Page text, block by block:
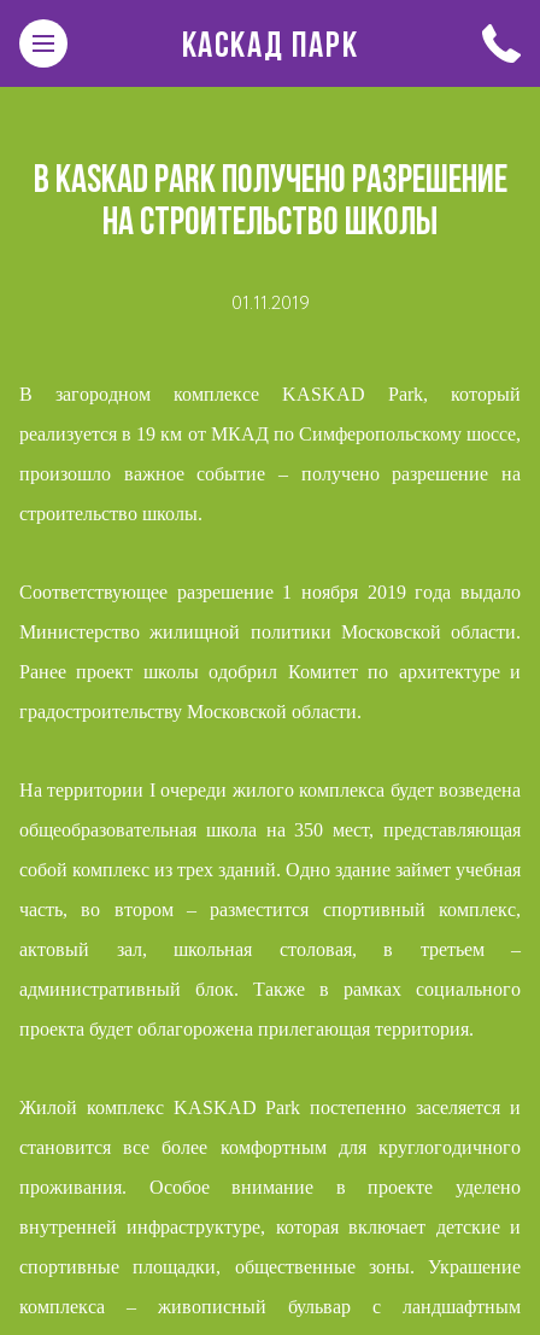
КАСКАД ПАРК
В KASKAD PARK ПОЛУЧЕНО РАЗРЕШЕНИЕ
НА СТРОИТЕЛЬСТВО ШКОЛЫ
01.11.2019
В загородном комплексе KASKAD Park, который
реализуется в 19 км от МКАД по Симферопольскому шоссе,
произошло важное событие – получено разрешение на
строительство школы.
Соответствующее разрешение 1 ноября 2019 года выдало
Министерство жилищной политики Московской области.
Ранее проект школы одобрил Комитет по архитектуре и
градостроительству Московской области.
На территории I очереди жилого комплекса будет возведена
общеобразовательная школа на 350 мест, представляющая
собой комплекс из трех зданий. Одно здание займет учебная
часть, во втором – разместится спортивный комплекс,
актовый зал, школьная столовая, в третьем –
административный блок. Также в рамках социального
проекта будет облагорожена прилегающая территория.
Жилой комплекс KASKAD Park постепенно заселяется и
становится все более комфортным для круглогодичного
проживания. Особое внимание в проекте уделено
внутренней инфраструктуре, которая включает детские и
спортивные площадки, общественные зоны. Украшение
комплекса – живописный бульвар с ландшафтным